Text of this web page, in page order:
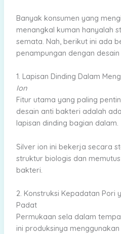
Banyak konsumen yang
menangkal kuman hanyalah
semata. Nah, berikut ini ada
penampungan dengan
1. Lapisan Dinding Dalam
Ion
Fitur utama yang paling
desain anti bakteri adalah
lapisan dinding bagian dalam.
Silver ion ini bekerja secara
struktur biologis dan
bakteri.
2. Konstruksi Kepadatan Pori
Padat
Permukaan sela dalam
ini produksinya